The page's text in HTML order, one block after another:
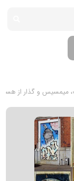
میمسیس و گذار از هست